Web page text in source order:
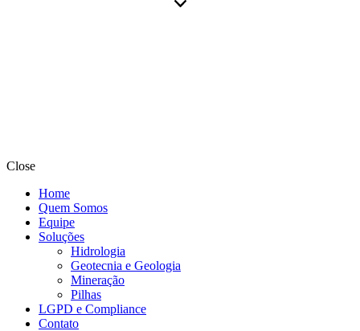
Close
Home
Quem Somos
Equipe
Soluções
Hidrologia
Geotecnia e Geologia
Mineração
Pilhas
LGPD e Compliance
Contato